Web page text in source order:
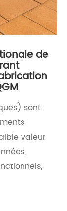
de
sont
valeur